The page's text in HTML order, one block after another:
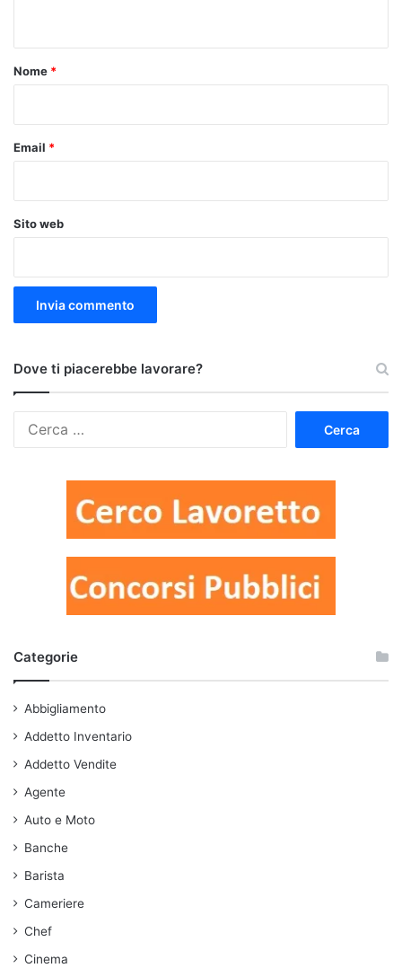
o
Nome *
Email *
Sito web
Dove ti piacerebbe lavorare?
Categorie
Abbigliamento
Addetto Inventario
Addetto Vendite
Agente
Auto e Moto
Banche
Barista
Cameriere
Chef
Cinema